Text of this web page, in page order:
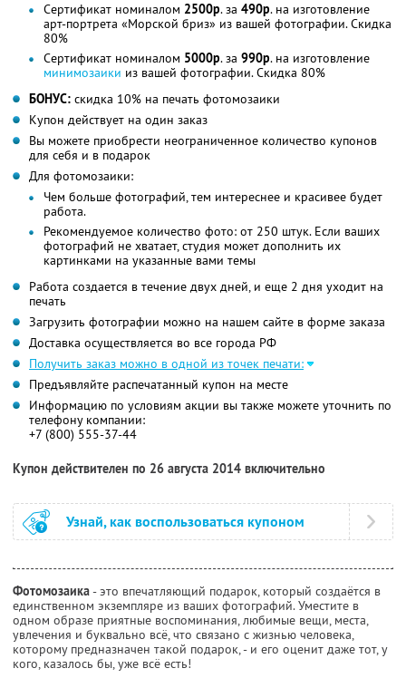
Сертификат номиналом 2500р. за 490р. на изготовление
арт-портрета «Морской бриз» из вашей фотографии. Скидка
80%
Сертификат номиналом 5000р. за 990р. на изготовление
минимозаики из вашей фотографии. Скидка 80%
БОНУС: скидка 10% на печать фотомозаики
Купон действует на один заказ
Вы можете приобрести неограниченное количество купонов
для себя и в подарок
Для фотомозаики:
Чем больше фотографий, тем интереснее и красивее будет
работа.
Рекомендуемое количество фото: от 250 штук. Если ваших
фотографий не хватает, студия может дополнить их
картинками на указанные вами темы
Работа создается в течение двух дней, и еще 2 дня уходит на
печать
Загрузить фотографии можно на нашем сайте в форме заказа
Доставка осуществляется во все города РФ
Получить заказ можно в одной из точек печати:
Предъявляйте распечатанный купон на месте
Информацию по условиям акции вы также можете уточнить по
телефону компании:
+7 (800) 555-37-44
Купон действителен по 26 августа 2014 включительно
Узнай, как воспользоваться купоном
Фотомозаика- это впечатляющий подарок, который создаётся в
единственном экземпляре из ваших фотографий. Уместите в
одном образе приятные воспоминания, любимые вещи, места,
увлечения и буквально всё, что связано с жизнью человека,
которому предназначен такой подарок, - и его оценит даже тот, у
кого, казалось бы, уже всё есть!